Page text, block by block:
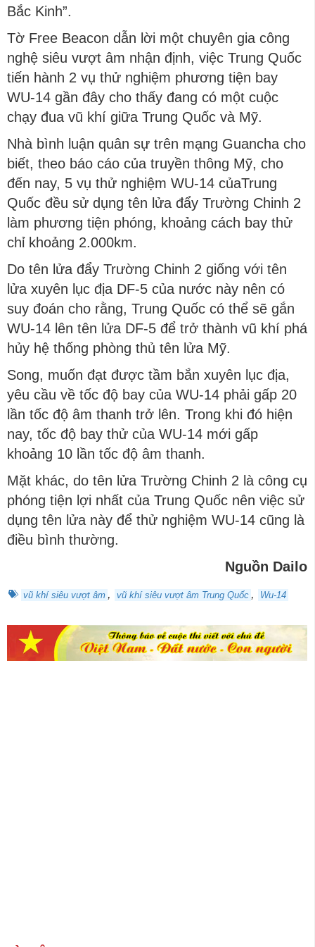
Bắc Kinh”.
Tờ Free Beacon dẫn lời một chuyên gia công
nghệ siêu vượt âm nhận định, việc Trung Quốc
tiến hành 2 vụ thử nghiệm phương tiện bay
WU-14 gần đây cho thấy đang có một cuộc
chạy đua vũ khí giữa Trung Quốc và Mỹ.
Nhà bình luận quân sự trên mạng Guancha cho
biết, theo báo cáo của truyền thông Mỹ, cho
đến nay, 5 vụ thử nghiệm WU-14 củaTrung
Quốc đều sử dụng tên lửa đẩy Trường Chinh 2
làm phương tiện phóng, khoảng cách bay thử
chỉ khoảng 2.000km.
Do tên lửa đẩy Trường Chinh 2 giống với tên
lửa xuyên lục địa DF-5 của nước này nên có
suy đoán cho rằng, Trung Quốc có thể sẽ gắn
WU-14 lên tên lửa DF-5 để trở thành vũ khí phá
hủy hệ thống phòng thủ tên lửa Mỹ.
Song, muốn đạt được tầm bắn xuyên lục địa,
yêu cầu về tốc độ bay của WU-14 phải gấp 20
lần tốc độ âm thanh trở lên. Trong khi đó hiện
nay, tốc độ bay thử của WU-14 mới gấp
khoảng 10 lần tốc độ âm thanh.
Mặt khác, do tên lửa Trường Chinh 2 là công cụ
phóng tiện lợi nhất của Trung Quốc nên việc sử
dụng tên lửa này để thử nghiệm WU-14 cũng là
điều bình thường.
Nguồn Dailo
vũ khí siêu vượt âm , vũ khí siêu vượt âm Trung Quốc , Wu-14